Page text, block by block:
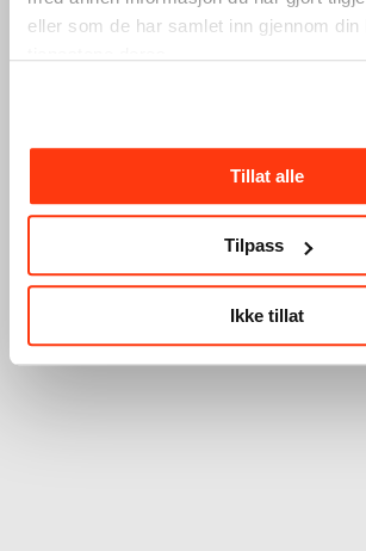
eller som de har samlet inn gjennom din
Tillat alle
Tilpass
Ikke tillat